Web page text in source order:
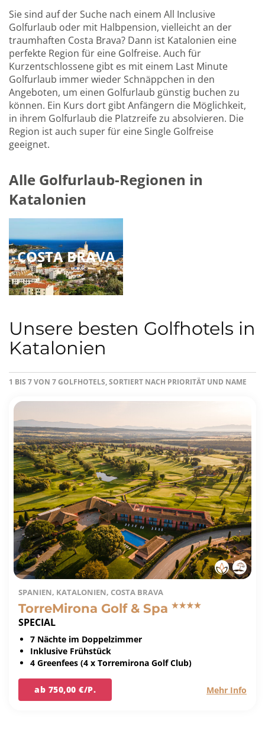
Sie sind auf der Suche nach einem All Inclusive
Golfurlaub oder mit Halbpension, vielleicht an der
traumhaften Costa Brava? Dann ist Katalonien eine
perfekte Region für eine Golfreise. Auch für
Kurzentschlossene gibt es mit einem Last Minute
Golfurlaub immer wieder Schnäppchen in den
Angeboten, um einen Golfurlaub günstig buchen zu
können. Ein Kurs dort gibt Anfängern die Möglichkeit,
in ihrem Golfurlaub die Platzreife zu absolvieren. Die
Region ist auch super für eine Single Golfreise
geeignet.
Alle Golfurlaub-Regionen in
Katalonien
COSTA BRAVA
Unsere besten Golfhotels in
Katalonien
1 BIS 7 VON 7 GOLFHOTELS, SORTIERT NACH PRIORITÄT UND NAME
SPANIEN, KATALONIEN, COSTA BRAVA
TorreMirona Golf & Spa
SPECIAL
7 Nächte im Doppelzimmer
Inklusive Frühstück
4 Greenfees (4 x Torremirona Golf Club)
ab 750,00 €/P. Mehr Info